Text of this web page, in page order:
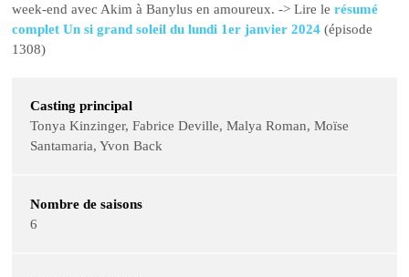
week-end avec Akim à Banylus en amoureux. -> Lire lerésumé
complet Un si grand soleil du lundi 1er janvier 2024 (épisode
1308)
Casting principal
Tonya Kinzinger, Fabrice Deville, Malya Roman, Moïse
Santamaria, Yvon Back
Nombre de saisons
6